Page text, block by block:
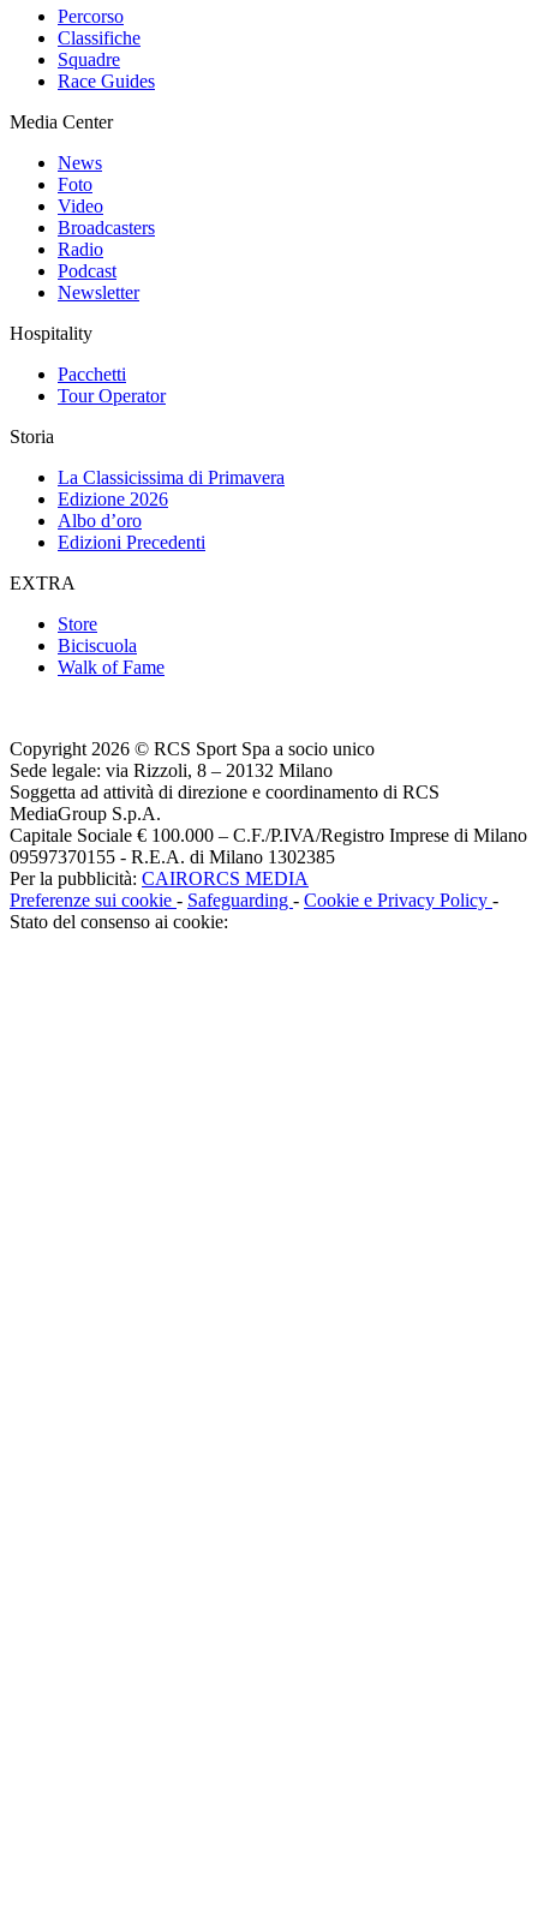
Percorso
Classifiche
Squadre
Race Guides
Media Center
News
Foto
Video
Broadcasters
Radio
Podcast
Newsletter
Hospitality
Pacchetti
Tour Operator
Storia
La Classicissima di Primavera
Edizione 2026
Albo d’oro
Edizioni Precedenti
EXTRA
Store
Biciscuola
Walk of Fame
Copyright 2026 © RCS Sport Spa a socio unico
Sede legale: via Rizzoli, 8 – 20132 Milano
Soggetta ad attività di direzione e coordinamento di RCS
MediaGroup S.p.A.
Capitale Sociale € 100.000 – C.F./P.IVA/Registro Imprese di Milano
09597370155 - R.E.A. di Milano 1302385
Per la pubblicità: CAIRORCS MEDIA
Preferenze sui cookie - Safeguarding - Cookie e Privacy Policy -
Stato del consenso ai cookie: